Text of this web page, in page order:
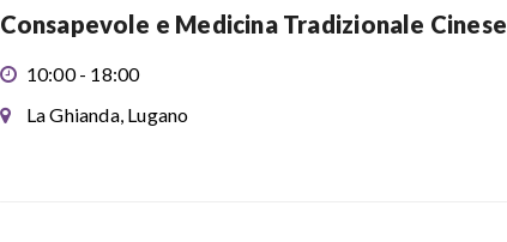
Consapevole e Medicina Tradizionale Cinese
10:00 - 18:00
La Ghianda, Lugano